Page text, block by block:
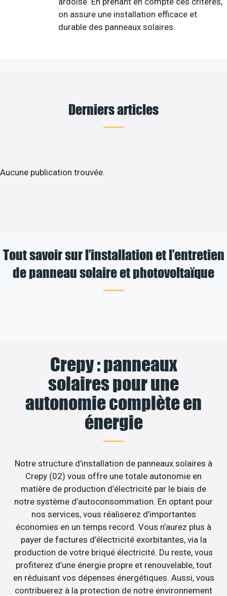
on assure une installation efficace et
durable des panneaux solaires.
Derniers articles
Aucune publication trouvée.
Tout savoir sur l’installation et l’entretien
de panneau solaire et photovoltaïque
Crepy : panneaux
solaires pour une
autonomie complète en
énergie
Notre structure d’installation de panneaux solaires à
Crepy (02) vous offre une totale autonomie en
matière de production d’électricité par le biais de
notre système d’autoconsommation. En optant pour
nos services, vous réaliserez d’importantes
économies en un temps record. Vous n’aurez plus à
payer de factures d’électricité exorbitantes, via la
production de votre briqué électricité. Du reste, vous
profiterez d’une énergie propre et renouvelable, tout
en réduisant vos dépenses énergétiques. Aussi, vous
contribuerez à la protection de notre environnement